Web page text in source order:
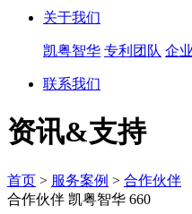
关于我们
凯粤智华 专利团队 企
联系我们
资讯&支持
首页 > 服务案例 > 合作伙伴
合作伙伴 凯粤智华 660